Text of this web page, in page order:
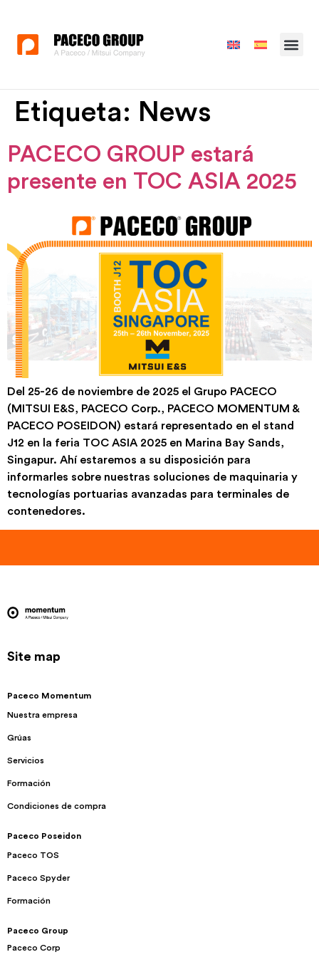
Etiqueta: News
PACECO GROUP estará
presente en TOC ASIA 2025
Del 25-26 de noviembre de 2025 el Grupo PACECO
(MITSUI E&S, PACECO Corp., PACECO MOMENTUM &
PACECO POSEIDON) estará representado en el stand
J12 en la feria TOC ASIA 2025 en Marina Bay Sands,
Singapur. Ahí estaremos a su disposición para
informarles sobre nuestras soluciones de maquinaria y
tecnologías portuarias avanzadas para terminales de
contenedores.
Site map
Paceco Momentum
Nuestra empresa
Grúas
Servicios
Formación
Condiciones de compra
Paceco Poseidon
Paceco TOS
Paceco Spyder
Formación
Paceco Group
Paceco Corp